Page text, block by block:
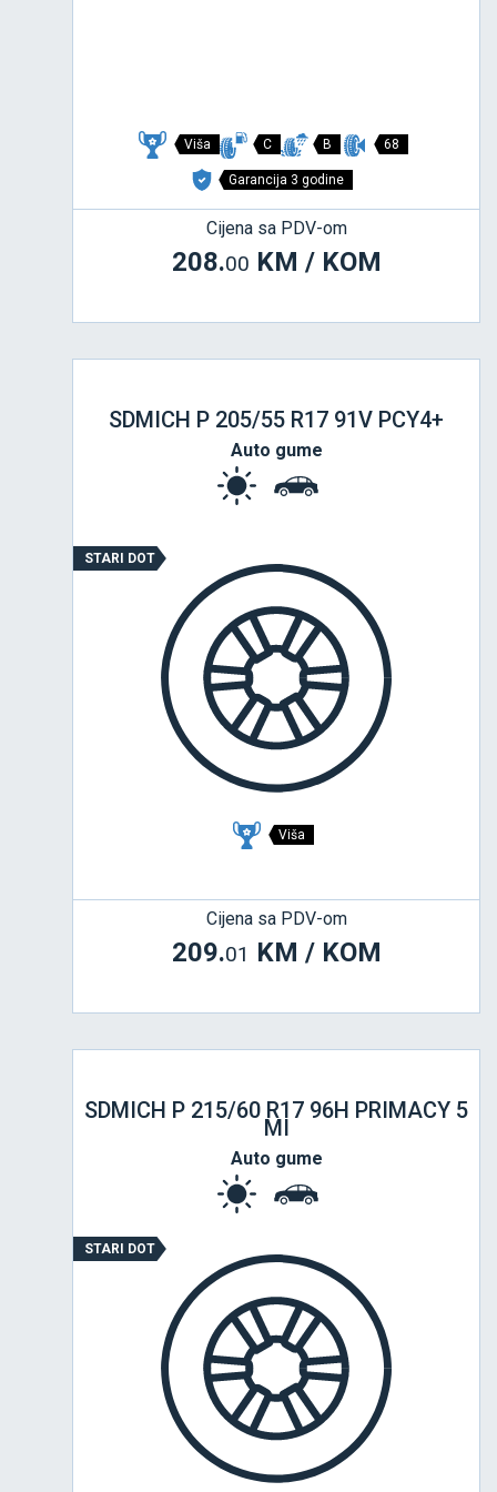
Viša C B 68
Garancija 3 godine
Cijena sa PDV-om
208.00 KM / KOM
SDMICH P 205/55 R17 91V PCY4+
Auto gume
STARI DOT
Viša
Cijena sa PDV-om
209.01 KM / KOM
SDMICH P 215/60 R17 96H PRIMACY 5
MI
Auto gume
STARI DOT